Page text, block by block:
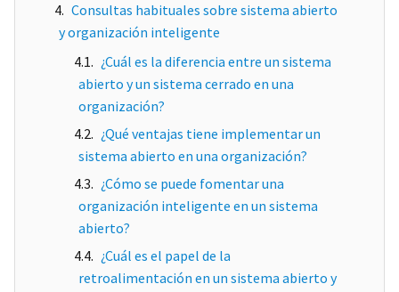
Consultas habituales sobre sistema abierto
y organización inteligente
¿Cuál es la diferencia entre un sistema
abierto y un sistema cerrado en una
organización?
¿Qué ventajas tiene implementar un
sistema abierto en una organización?
¿Cómo se puede fomentar una
organización inteligente en un sistema
abierto?
¿Cuál es el papel de la
retroalimentación en un sistema abierto y